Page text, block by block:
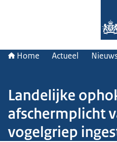
Home Actueel
Landelijke
afschermplicht
vogelgriep